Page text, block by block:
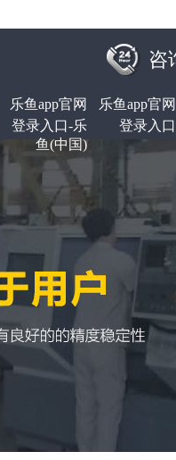
咨
乐鱼app官网
登录入口-乐
鱼(中国)
乐鱼app官网
登录入口